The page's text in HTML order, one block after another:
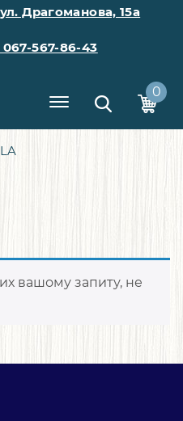
Драгоманова, 15а
067-567-86-43
0
вашому запиту, не